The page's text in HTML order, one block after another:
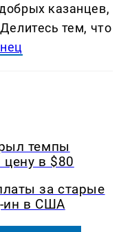
казанцев,
тем, что
темпы
цену в $80
за старые
ин в США